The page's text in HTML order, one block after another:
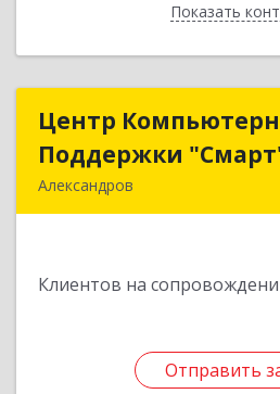
ПоказатьНазад
Центр
Поддержки
Александров
Клиентов на
Отправить
Центр
Отправить